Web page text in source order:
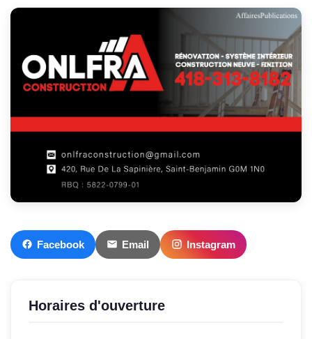
Facebook Email Instagram
Horaires d'ouverture